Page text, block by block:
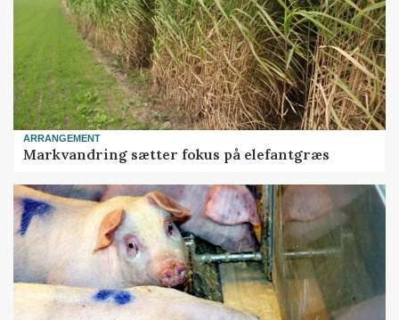
ARRANGEMENT
Markvandring sætter fokus på elefantgræs